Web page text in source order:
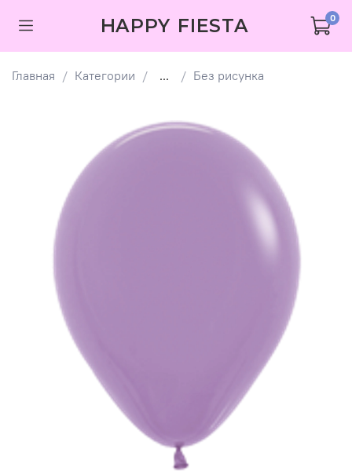
HAPPY FIESTA 0
Главная Категории ... Без рисунка